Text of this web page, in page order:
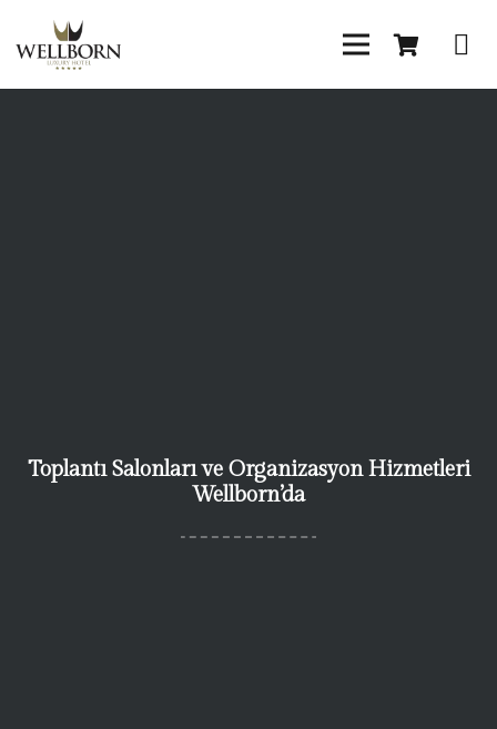
Toplantı Salonları ve Organizasyon Hizmetleri
Wellborn’da